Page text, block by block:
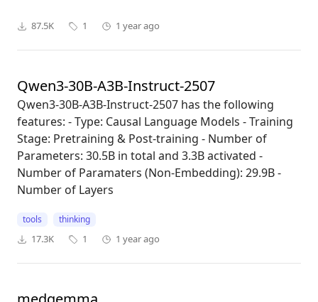
87.5K 1 1 year ago
Qwen3-30B-A3B-Instruct-2507
Qwen3-30B-A3B-Instruct-2507 has the following
features: - Type: Causal Language Models - Training
Stage: Pretraining & Post-training - Number of
Parameters: 30.5B in total and 3.3B activated -
Number of Paramaters (Non-Embedding): 29.9B -
Number of Layers
tools thinking
17.3K 1 1 year ago